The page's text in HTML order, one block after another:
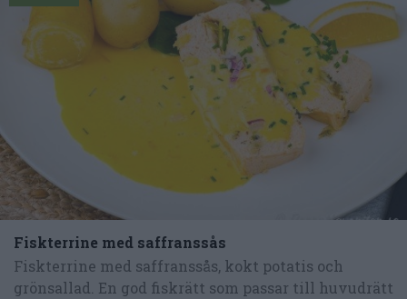
Fiskterrine med saffranssås
Fiskterrine med saffranssås, kokt potatis och
grönsallad. En god fiskrätt som passar till huvudrätt